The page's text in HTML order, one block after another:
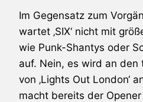
Im Gegensatz zum
wartet ‚SIX‘ nicht mit
wie Punk-Shantys oder
auf. Nein, es wird an den
von ‚Lights Out London‘
macht bereits der Opener